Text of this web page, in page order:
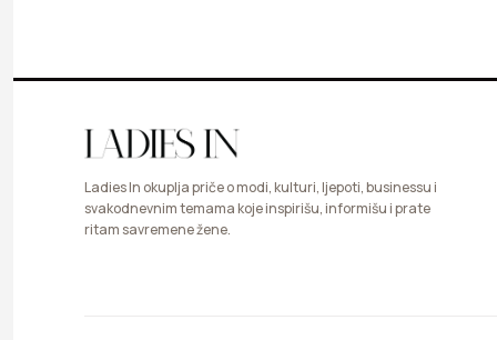
Ladies In okuplja priče o modi, kulturi, ljepoti, businessu i
svakodnevnim temama koje inspirišu, informišu i prate
ritam savremene žene.